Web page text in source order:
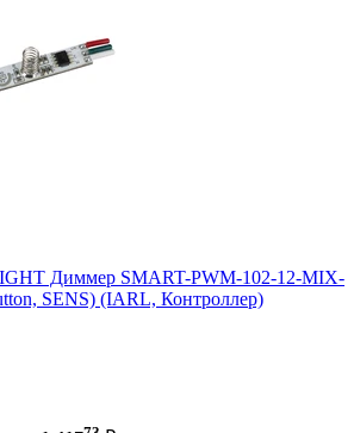
Диммер SMART-PWM-102-12-MIX-
SENS) (IARL, Контроллер)